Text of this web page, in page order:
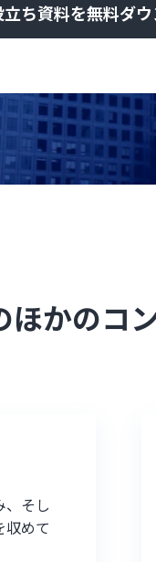
立ち資料を無料ダ
ほかのコ
、そし
収めて